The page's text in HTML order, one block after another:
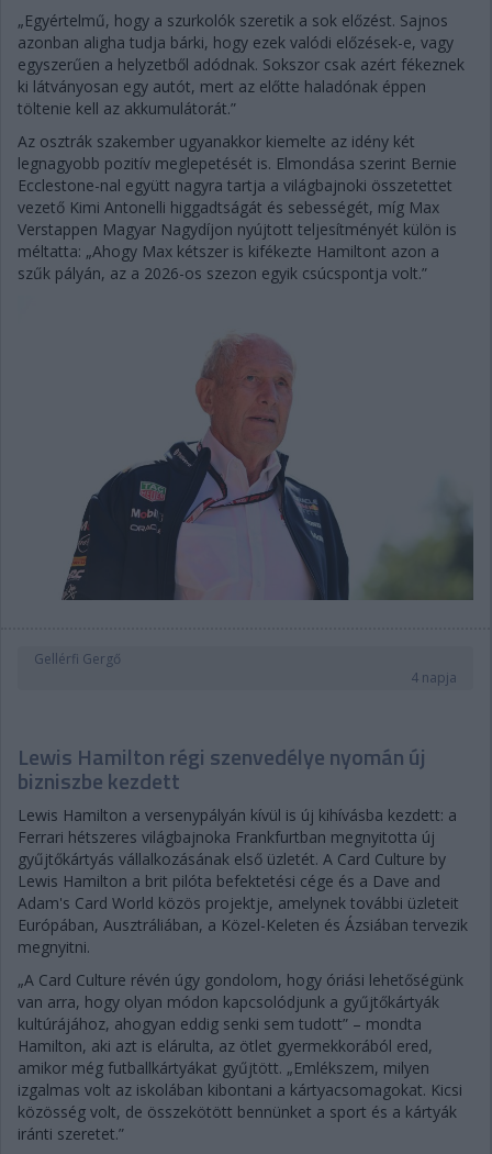
„Egyértelmű, hogy a szurkolók szeretik a sok előzést. Sajnos
azonban aligha tudja bárki, hogy ezek valódi előzések-e, vagy
egyszerűen a helyzetből adódnak. Sokszor csak azért fékeznek
ki látványosan egy autót, mert az előtte haladónak éppen
töltenie kell az akkumulátorát.”
Az osztrák szakember ugyanakkor kiemelte az idény két
legnagyobb pozitív meglepetését is. Elmondása szerint Bernie
Ecclestone-nal együtt nagyra tartja a világbajnoki összetettet
vezető Kimi Antonelli higgadtságát és sebességét, míg Max
Verstappen Magyar Nagydíjon nyújtott teljesítményét külön is
méltatta: „Ahogy Max kétszer is kifékezte Hamiltont azon a
szűk pályán, az a 2026-os szezon egyik csúcspontja volt.”
Gellérfi Gergő
4 napja
Lewis Hamilton régi szenvedélye nyomán új
bizniszbe kezdett
Lewis Hamilton a versenypályán kívül is új kihívásba kezdett: a
Ferrari hétszeres világbajnoka Frankfurtban megnyitotta új
gyűjtőkártyás vállalkozásának első üzletét. A Card Culture by
Lewis Hamilton a brit pilóta befektetési cége és a Dave and
Adam's Card World közös projektje, amelynek további üzleteit
Európában, Ausztráliában, a Közel-Keleten és Ázsiában tervezik
megnyitni.
„A Card Culture révén úgy gondolom, hogy óriási lehetőségünk
van arra, hogy olyan módon kapcsolódjunk a gyűjtőkártyák
kultúrájához, ahogyan eddig senki sem tudott” – mondta
Hamilton, aki azt is elárulta, az ötlet gyermekkorából ered,
amikor még futballkártyákat gyűjtött. „Emlékszem, milyen
izgalmas volt az iskolában kibontani a kártyacsomagokat. Kicsi
közösség volt, de összekötött bennünket a sport és a kártyák
iránti szeretet.”